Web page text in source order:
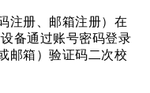
注册、邮箱注册）在
备通过账号密码登录
邮箱）验证码二次校